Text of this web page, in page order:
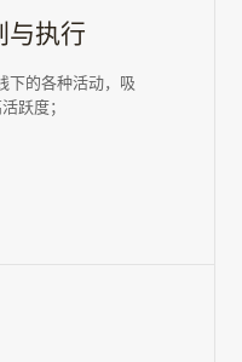
与执行
下的各种活动，吸
跃度；